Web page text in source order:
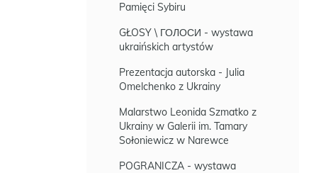
Pamięci Sybiru
GŁOSY \ ГОЛОСИ - wystawa
ukraińskich artystów
Prezentacja autorska - Julia
Omelchenko z Ukrainy
Malarstwo Leonida Szmatko z
Ukrainy w Galerii im. Tamary
Sołoniewicz w Narewce
POGRANICZA - wystawa